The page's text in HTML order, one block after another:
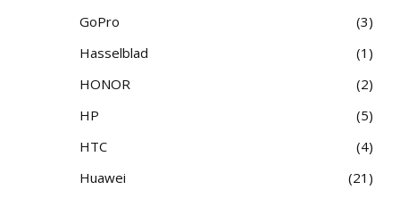
GoPro
3
Hasselblad
1
HONOR
2
HP
5
HTC
4
Huawei
21